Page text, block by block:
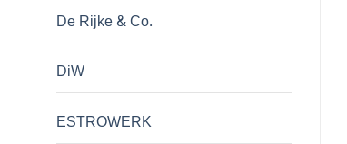
De Rijke & Co.
DiW
ESTROWERK